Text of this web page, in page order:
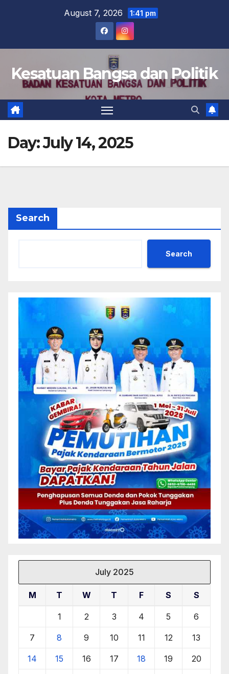
August 7, 2026 1:41 pm
Kesatuan Bangsa dan Politik
Day:July 14, 2025
Search
Search
July 2025
M T W T F S S
1 2 3 4 5 6
7 8 9 10 11 12 13
14 15 16 17 18 19 20